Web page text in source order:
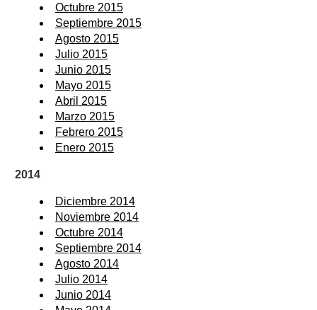
Octubre 2015
Septiembre 2015
Agosto 2015
Julio 2015
Junio 2015
Mayo 2015
Abril 2015
Marzo 2015
Febrero 2015
Enero 2015
2014
Diciembre 2014
Noviembre 2014
Octubre 2014
Septiembre 2014
Agosto 2014
Julio 2014
Junio 2014